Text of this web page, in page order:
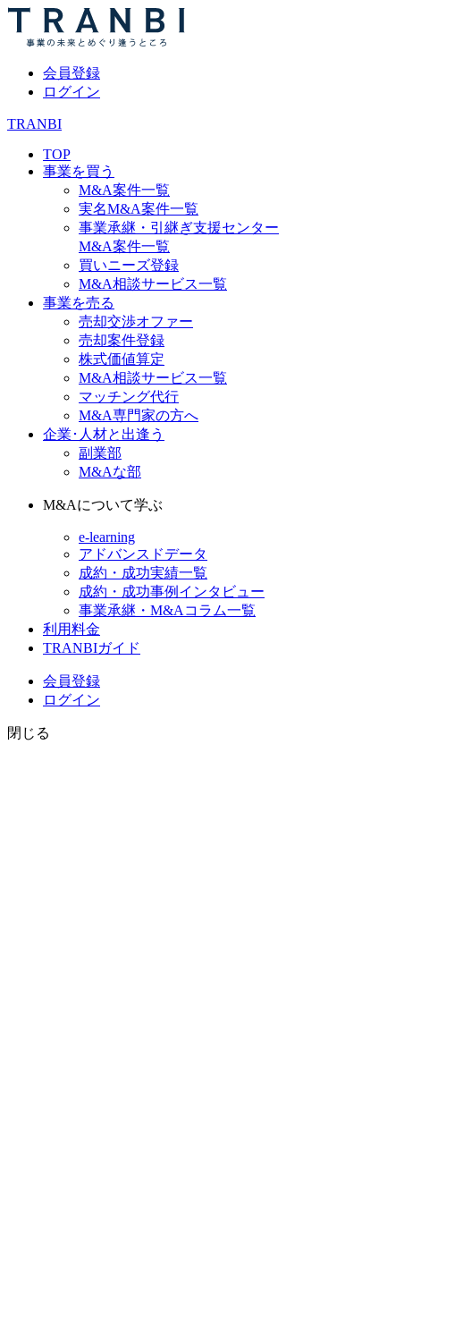
会員登録
ログイン
TRANBI
TOP
事業を買う
M&A案件一覧
実名M&A案件一覧
事業承継・引継ぎ支援センター
M&A案件一覧
買いニーズ登録
M&A相談サービス一覧
事業を売る
売却交渉オファー
売却案件登録
株式価値算定
M&A相談サービス一覧
マッチング代行
M&A専門家の方へ
企業･人材と出逢う
副業部
M&Aな部
M&Aについて学ぶ
e-learning
アドバンスドデータ
成約・成功実績一覧
成約・成功事例インタビュー
事業承継・M&Aコラム一覧
利用料金
TRANBIガイド
会員登録
ログイン
閉じる